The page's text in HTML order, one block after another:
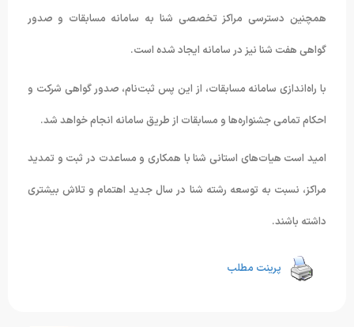
همچنین دسترسی مراکز تخصصی شنا به سامانه مسابقات و صدور
گواهی هفت شنا نیز در سامانه ایجاد شده است.
با راه‌اندازی سامانه مسابقات، از این پس ثبت‌نام، صدور گواهی شرکت و
احکام تمامی جشنواره‌ها و مسابقات از طریق سامانه انجام خواهد شد.
امید است هیات‌های استانی شنا با همکاری و مساعدت در ثبت و تمدید
مراکز، نسبت به توسعه رشته شنا در سال جدید اهتمام و تلاش بیشتری
داشته باشند.
پرینت مطلب